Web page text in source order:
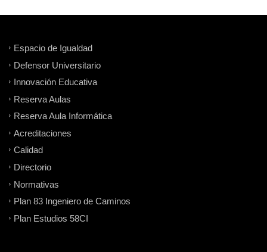
Espacio de Igualdad
Defensor Universitario
Innovación Educativa
Reserva Aulas
Reserva Aula Informática
Acreditaciones
Calidad
Directorio
Normativas
Plan 83 Ingeniero de Caminos
Plan Estudios 58CI